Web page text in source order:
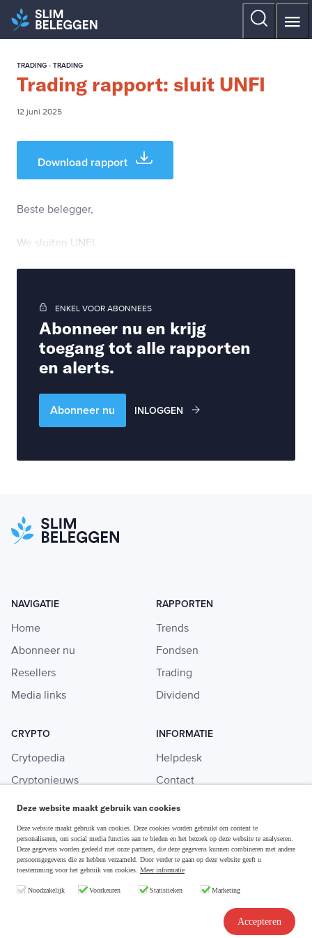
TRADING - TRADING
Trading rapport: sluit UNFI
12 juni 2025
Download rapport
Beste belegger,
We sluiten UNFI.
ENKEL VOOR ABONNEES
Abonneer nu en krijg
toegang tot alle rapporten
en alerts.
Abonneer nu INLOGGEN
NAVIGATIE
Home
Abonneer nu
Resellers
Media links
RAPPORTEN
Trends
Fondsen
Trading
Dividend
CRYPTO
Crytopedia
Cryptonieuws
Crypto koopgids
Investeren in crypto
INFORMATIE
Helpdesk
Contact
Adverteren
Disclaimer & Privacy
Deze website maakt gebruik van cookies
Deze website maakt gebruik van cookies. Deze cookies worden gebruikt om content te
personaliseren, om social media functies aan te bieden en het bezoek op deze website te analyseren.
Deze gegevens worden gedeeld met onze partners, die deze gegevens kunnen combineren met andere
persoonsgegevens die ze hebben verzameld. Door verder te gaan op deze website geeft u
toestemming voor het gebruik van cookies. Meer informatie
Noodzakelijk Voorkeuren Statistieken Marketing
Accepteren